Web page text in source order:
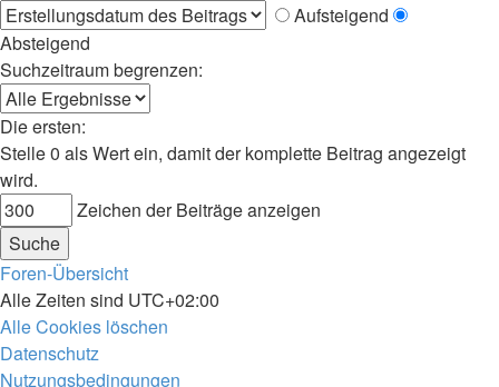
Aufsteigend
Absteigend
Suchzeitraum begrenzen:
Die ersten:
Stelle 0 als Wert ein, damit der komplette Beitrag angezeigt
wird.
Zeichen der Beiträge anzeigen
Foren-Übersicht
Alle Zeiten sind UTC+02:00
Alle Cookies löschen
Datenschutz
Nutzungsbedingungen